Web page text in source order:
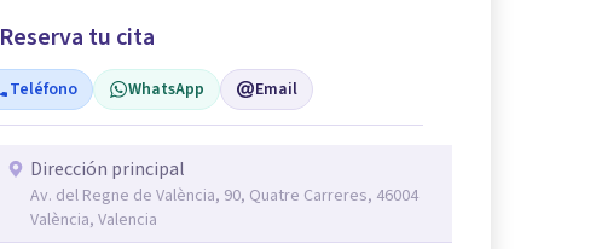
Reserva tu cita
Teléfono WhatsApp Email
Dirección principal
Av. del Regne de València, 90, Quatre Carreres, 46004
València, Valencia